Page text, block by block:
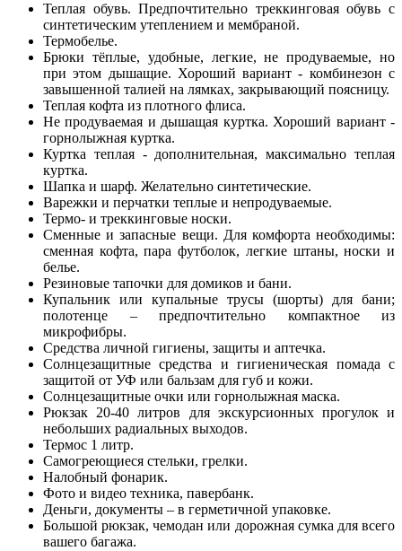
Теплая обувь. Предпочтительно треккинговая обувь с
синтетическим утеплением и мембраной.
Термобелье.
Брюки тёплые, удобные, легкие, не продуваемые, но
при этом дышащие. Хороший вариант - комбинезон с
завышенной талией на лямках, закрывающий поясницу.
Теплая кофта из плотного флиса.
Не продуваемая и дышащая куртка. Хороший вариант -
горнолыжная куртка.
Куртка теплая - дополнительная, максимально теплая
куртка.
Шапка и шарф. Желательно синтетические.
Варежки и перчатки теплые и непродуваемые.
Термо- и треккинговые носки.
Сменные и запасные вещи. Для комфорта необходимы:
сменная кофта, пара футболок, легкие штаны, носки и
белье.
Резиновые тапочки для домиков и бани.
Купальник или купальные трусы (шорты) для бани;
полотенце – предпочтительно компактное из
микрофибры.
Средства личной гигиены, защиты и аптечка.
Солнцезащитные средства и гигиеническая помада с
защитой от УФ или бальзам для губ и кожи.
Солнцезащитные очки или горнолыжная маска.
Рюкзак 20-40 литров для экскурсионных прогулок и
небольших радиальных выходов.
Термос 1 литр.
Самогреющиеся стельки, грелки.
Налобный фонарик.
Фото и видео техника, павербанк.
Деньги, документы – в герметичной упаковке.
Большой рюкзак, чемодан или дорожная сумка для всего
вашего багажа.